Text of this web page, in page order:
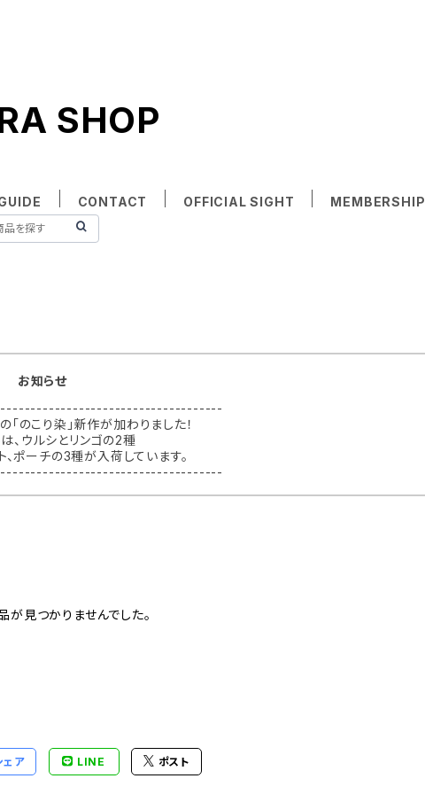
SHOP
CONTACT OFFICIAL SIGHT MEMBERSHIP
お知らせ
のこり染」新作が加わりました！
、ウルシとリンゴの2種
、ポーチの3種が入荷しています。
が見つかりませんでした。
ェア LINE ポスト